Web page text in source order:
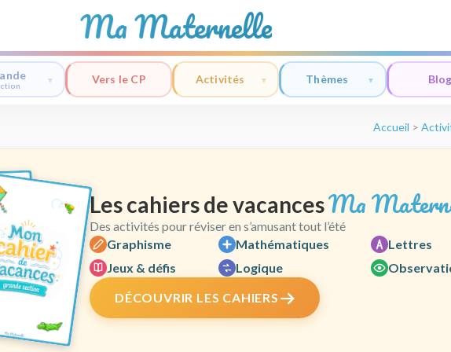
Ma Maternelle
Vers le CP Activités Thèmes Blog
Accueil >
Les cahiers de vacancesMa
Des activités pour réviser en s’amusant tout l’été
Graphisme
Mathématiques
Lettres
Jeux & défis
Logique
DÉCOUVRIR LES CAHIERS